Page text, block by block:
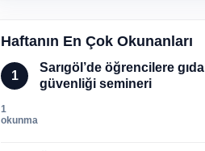
Haftanın En Çok Okunanları
1
Sarıgöl’de öğrencilere gıda
güvenliği semineri
1
okunma